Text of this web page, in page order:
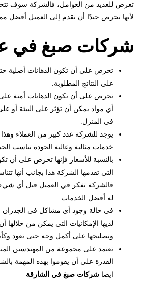
تعرض للعديد من العوامل، فالشركة سوف
لأنها تحرص جيدًا أن تقدم إلى العميل أفضل
شركات صبغ في
تحرص على أن تكون الدهانات أصلية
على النتائج المطلوبة.
تحرص على أن تكون الدهانات أمنة
أي مواد يمكن أن تؤثر على البيئة أو
في المنزل.
يوجد للشركة عدد كبير من العملاء وهذا
خدمات مثالية وعالية الجودة تناسب
بالنسبة للأسعار فإنها تحرص على أن
التي تقدمها الشركة هذا بجانب أنها
فالشركة تفكر في العميل قبل أي
له أفضل الخدمات.
في حالة وجود أي مشاكل في الجدران
لديها الإمكانيات التي يمكن من خلالها
وتصليحها على أكمل وجه حتى تعود
تعتمد على مجموعة من المهندسين
القدرة على أن يقوموا بهذه المهمة
ايضاشركات صبغ في الشارقة